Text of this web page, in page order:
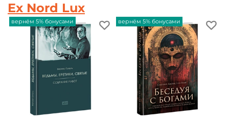
Ex Nord Lux
вернём 5% бонусами вернём 5% бонусами